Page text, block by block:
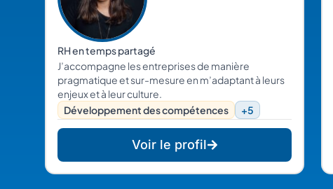
RH en temps partagé
J’accompagne les entreprises de manière
pragmatique et sur-mesure en m’adaptant à leurs
enjeux et à leur culture.
Développement des compétences
+5
Voir le profil